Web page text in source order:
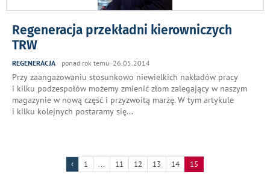
Regeneracja przekładni kierowniczych
TRW
REGENERACJA ponad rok temu 26.05.2014
Przy zaangażowaniu stosunkowo niewielkich nakładów pracy
i kilku podzespołów możemy zmienić złom zalegający w naszym
magazynie w nową część i przyzwoitą marżę. W tym artykule
i kilku kolejnych postaramy się...
‹ 1 ... 11 12 13 14 15